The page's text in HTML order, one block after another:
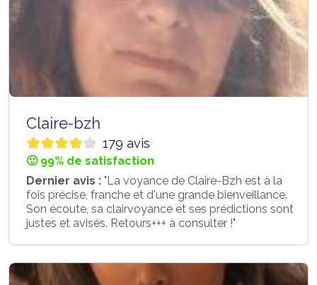
Claire-bzh
179 avis
🙂 99% de satisfaction
Dernier avis : "La voyance de Claire-Bzh est à la
fois précise, franche et d'une grande bienveillance.
Son écoute, sa clairvoyance et ses prédictions sont
justes et avisés. Retours+++ à consulter !"